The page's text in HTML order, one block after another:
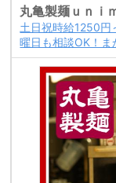
丸亀製麺ｕｎｉ
土日祝時給1250
曜日も相談OK！